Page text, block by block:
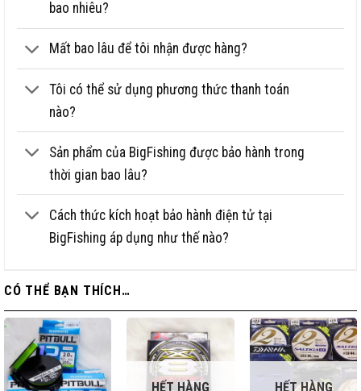
bao nhiêu?
Mất bao lâu để tôi nhận được hàng?
Tôi có thể sử dụng phương thức thanh toán
nào?
Sản phẩm của BigFishing được bảo hành trong
thời gian bao lâu?
Cách thức kích hoạt bảo hành điện tử tại
BigFishing áp dụng như thế nào?
CÓ THỂ BẠN THÍCH…
HẾT HÀNG HẾT HÀNG